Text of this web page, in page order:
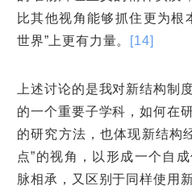
比其他视角能够抓住更为根
世界”上更有力量。
[14]
上述讨论的是我对新结构制
的一个重要子学科，如何在
的研究方法，也体现新结构
点”的视角，以形成一个自
脉相承，又区别于同样使用